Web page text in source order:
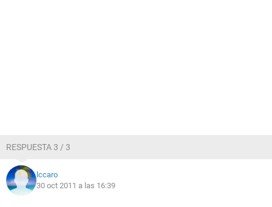
RESPUESTA 3 / 3
lccaro
30 oct 2011 a las 16:39